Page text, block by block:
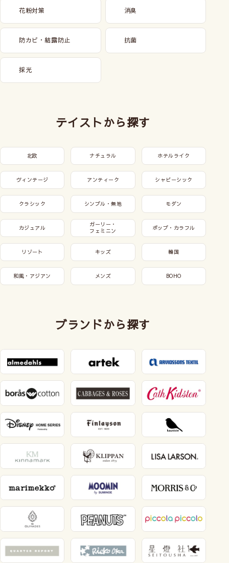
花粉対策 消臭
防カビ・結露防止 抗菌
採光
テイストから探す
北欧 ナチュラル ホテルライク
ヴィンテージ アンティーク シャビーシック
クラシック シンプル・無地 モダン
カジュアル
ガーリー・
フェミニン
ポップ・カラフル
リゾート キッズ 韓国
和風・アジアン メンズ BOHO
ブランドから探す